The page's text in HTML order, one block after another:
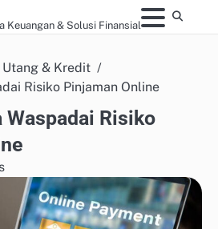
Keuangan & Solusi Finansial
Utang & Kredit
Risiko Pinjaman Online
Waspadai Risiko